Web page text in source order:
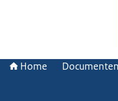
Home Documenten